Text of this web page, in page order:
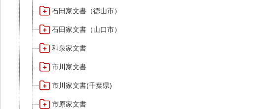
石田家文書（徳山市）
石田家文書（山口市）
和泉家文書
市川家文書
市川家文書(千葉県)
市原家文書